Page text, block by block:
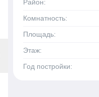
Район:
Комнатность:
Площадь:
Этаж:
Год постройки: